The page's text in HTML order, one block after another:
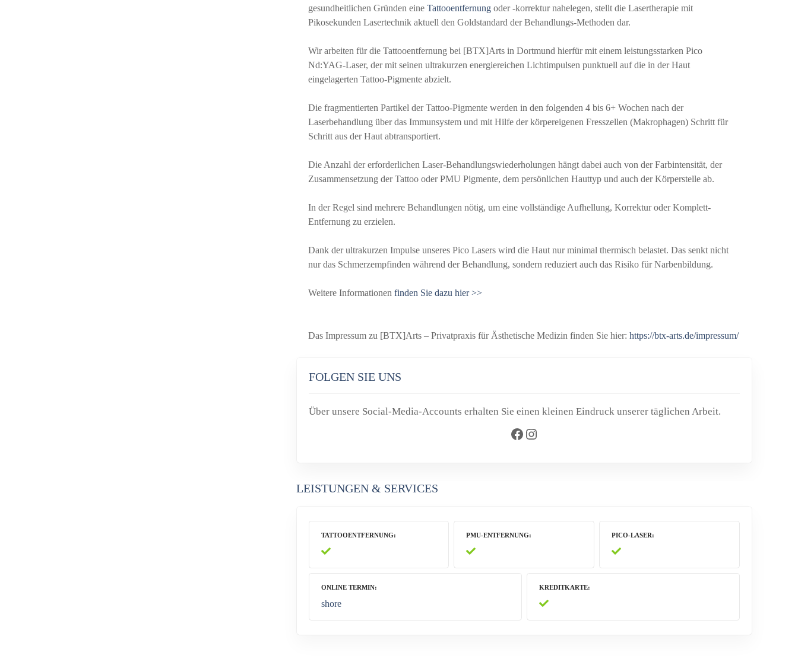
gesundheitlichen Gründen eine Tattooentfernungoder -korrektur nahelegen, stellt die Lasertherapie mit
Pikosekunden Lasertechnik aktuell den Goldstandard der Behandlungs-Methoden dar.
Wir arbeiten für die Tattooentfernung bei [BTX]Arts in Dortmund hierfür mit einem leistungsstarken Pico
Nd:YAG-Laser, der mit seinen ultrakurzen energiereichen Lichtimpulsen punktuell auf die in der Haut
eingelagerten Tattoo-Pigmente abzielt.
Die fragmentierten Partikel der Tattoo-Pigmente werden in den folgenden 4 bis 6+ Wochen nach der
Laserbehandlung über das Immunsystem und mit Hilfe der körpereigenen Fresszellen (Makrophagen) Schritt für
Schritt aus der Haut abtransportiert.
Die Anzahl der erforderlichen Laser-Behandlungswiederholungen hängt dabei auch von der Farbintensität, der
Zusammensetzung der Tattoo oder PMU Pigmente, dem persönlichen Hauttyp und auch der Körperstelle ab.
In der Regel sind mehrere Behandlungen nötig, um eine vollständige Aufhellung, Korrektur oder Komplett-
Entfernung zu erzielen.
Dank der ultrakurzen Impulse unseres Pico Lasers wird die Haut nur minimal thermisch belastet. Das senkt nicht
nur das Schmerzempfinden während der Behandlung, sondern reduziert auch das Risiko für Narbenbildung.
Weitere Informationen finden Sie dazu hier >>
Das Impressum zu [BTX]Arts – Privatpraxis für Ästhetische Medizin finden Sie hier: https://btx-arts.de/impressum/
FOLGEN SIE UNS
Über unsere Social-Media-Accounts erhalten Sie einen kleinen Eindruck unserer täglichen Arbeit.
Facebook Instagram
LEISTUNGEN & SERVICES
TATTOOENTFERNUNG PMU-ENTFERNUNG PICO-LASER
ONLINE TERMIN
shore
KREDITKARTE